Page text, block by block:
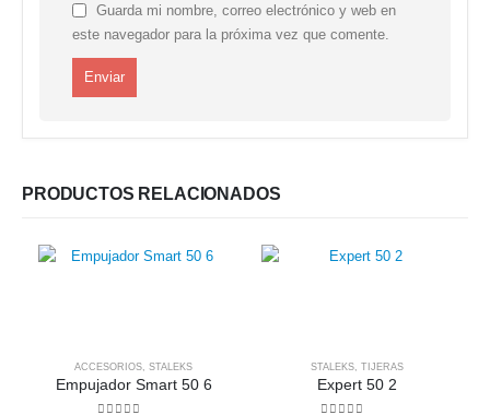
Guarda mi nombre, correo electrónico y web en
este navegador para la próxima vez que comente.
PRODUCTOS RELACIONADOS
ACCESORIOS STALEKS
Empujador Smart 50 6
STALEKS, TIJERAS
Expert 50 2